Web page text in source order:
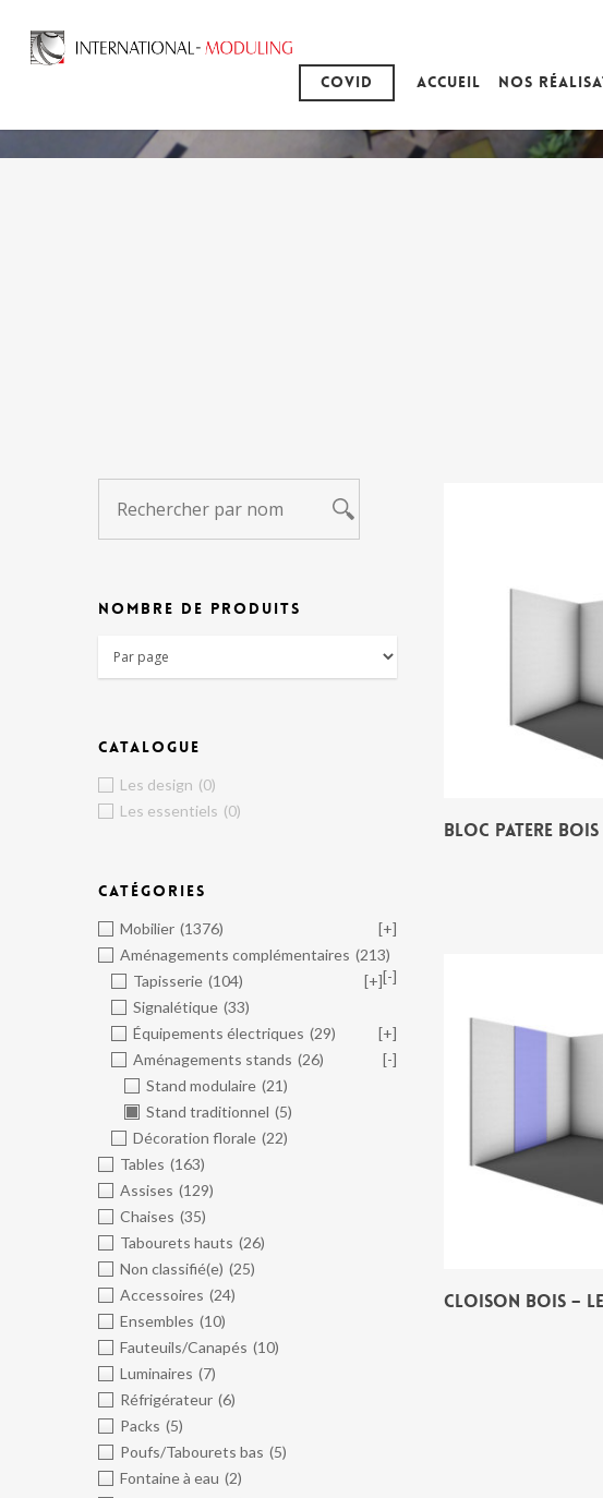
Covid Accueil Nos
NOMBRE DE PRODUITS
CATALOGUE
Les design (0)
Les essentiels (0)
CATÉGORIES
Mobilier (1376)
[+]
Aménagements complémentaires (213)
[-]
Tapisserie (104)
[+]
Signalétique (33)
Équipements électriques (29)
[+]
Aménagements stands (26)
[-]
Stand modulaire (21)
Stand traditionnel (5)
Décoration florale (22)
Tables (163)
Assises (129)
Chaises (35)
Tabourets hauts (26)
Non classifié(e) (25)
Accessoires (24)
Ensembles (10)
Fauteuils/Canapés (10)
Luminaires (7)
Réfrigérateur (6)
Packs (5)
Poufs/Tabourets bas (5)
Fontaine à eau (2)
BLOC PATERE BOIS
CLOISON BOIS –